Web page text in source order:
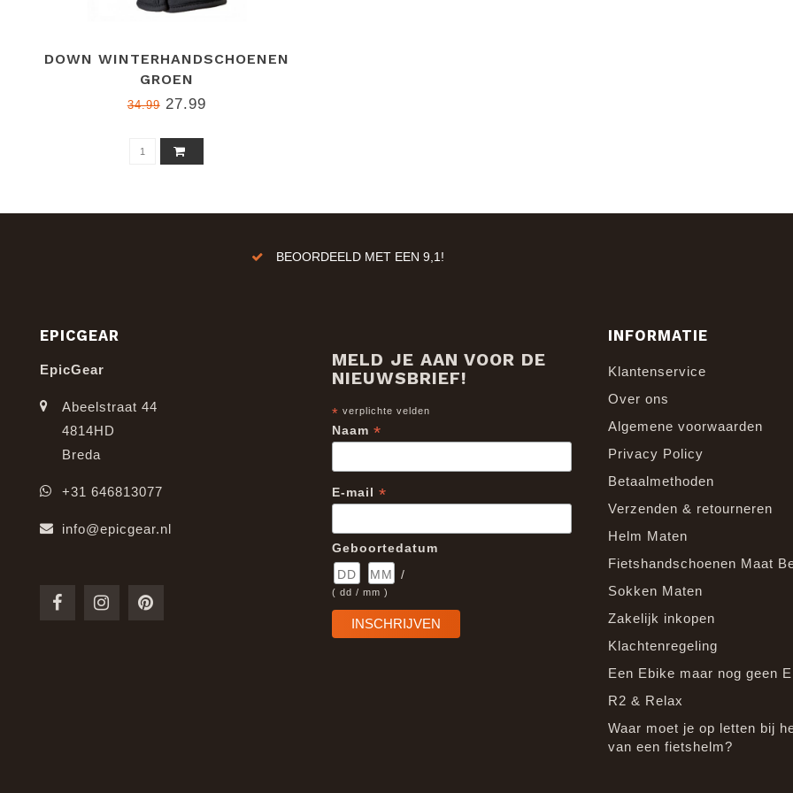
DOWN WINTERHANDSCHOENEN
GROEN
34.9927.99
BEOORDEELD MET EEN 9,1!
EPICGEAR
EpicGear
Abeelstraat 44
4814HD
Breda
+31 646813077
info@epicgear.nl
MELD JE AAN VOOR DE
NIEUWSBRIEF!
* verplichte velden
Naam *
E-mail *
Geboortedatum
/
( dd / mm )
INFORMATIE
Klantenservice
Over ons
Algemene voorwaarden
Privacy Policy
Betaalmethoden
Verzenden & retourneren
Helm Maten
Fietshandschoenen Maat
Sokken Maten
Zakelijk inkopen
Klachtenregeling
Een Ebike maar nog geen
R2 & Relax
Waar moet je op letten bij
van een fietshelm?